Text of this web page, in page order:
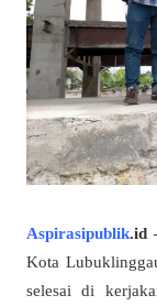
Aspirasipublik.id
Kota
selesai di